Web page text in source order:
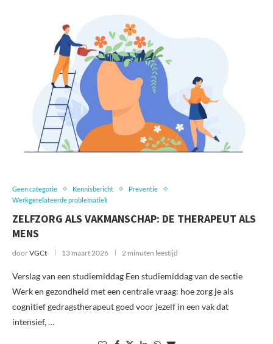
Geen categorie Kennisbericht
Preventie
Werkgerelateerde problematiek
ZELFZORG ALS VAKMANSCHAP: DE THERAPEUT ALS
MENS
doorVGCt 13 maart 2026 2 minuten leestijd
Verslag van een studiemiddag Een studiemiddag van de sectie
Werk en gezondheid met een centrale vraag: hoe zorg je als
cognitief gedragstherapeut goed voor jezelf in een vak dat
intensief, …